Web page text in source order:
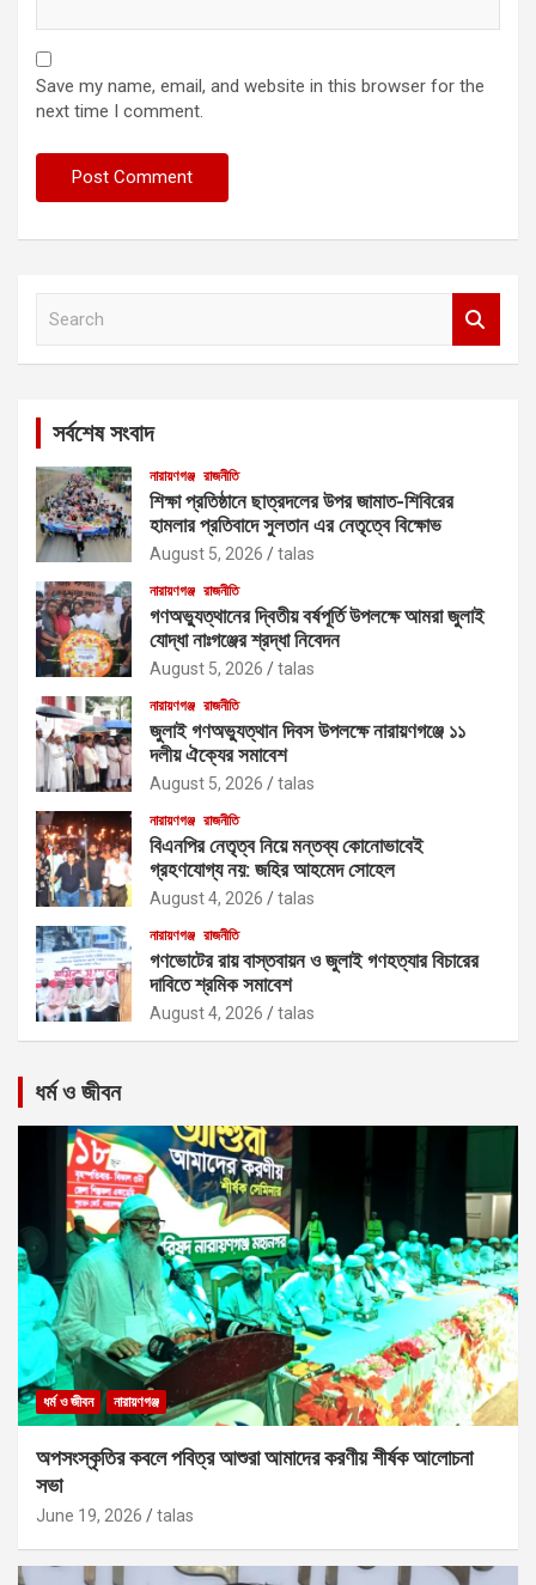
Save my name, email, and website in this browser for the
next time I comment.
সর্বশেষ সংবাদ
নারায়ণগঞ্জ রাজনীতি
শিক্ষা প্রতিষ্ঠানে ছাত্রদলের উপর জামাত-শিবিরের
হামলার প্রতিবাদে সুলতান এর নেতৃত্বে বিক্ষোভ
August 5, 2026 talas
নারায়ণগঞ্জ রাজনীতি
গণঅভ্যুত্থানের দ্বিতীয় বর্ষপূর্তি উপলক্ষে আমরা জুলাই
যোদ্ধা নাঃগঞ্জের শ্রদ্ধা নিবেদন
August 5, 2026 talas
নারায়ণগঞ্জ রাজনীতি
জুলাই গণঅভ্যুত্থান দিবস উপলক্ষে নারায়ণগঞ্জে ১১
দলীয় ঐক্যের সমাবেশ
August 5, 2026 talas
নারায়ণগঞ্জ রাজনীতি
বিএনপির নেতৃত্ব নিয়ে মন্তব্য কোনোভাবেই
গ্রহণযোগ্য নয়: জহির আহমেদ সোহেল
August 4, 2026 talas
নারায়ণগঞ্জ রাজনীতি
গণভোটের রায় বাস্তবায়ন ও জুলাই গণহত্যার বিচারের
দাবিতে শ্রমিক সমাবেশ
August 4, 2026 talas
ধর্ম ও জীবন
ধর্ম ও জীবন নারায়ণগঞ্জ
অপসংস্কৃতির কবলে পবিত্র আশুরা আমাদের করণীয় শীর্ষক আলোচনা
সভা
June 19, 2026 talas